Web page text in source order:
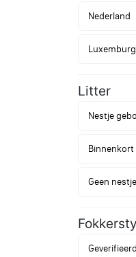
Nederland
Luxemburg
Litter
Nestje
Binnenkort
Geen
Geverifieerd